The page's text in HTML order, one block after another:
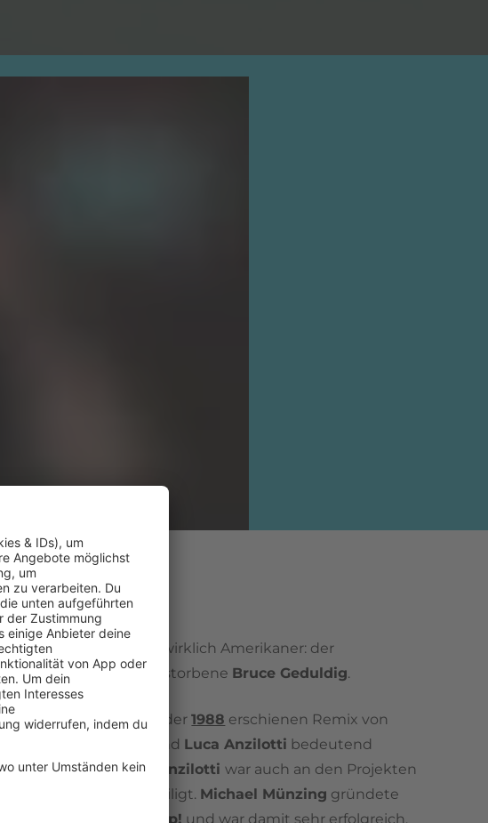
Weathermen
auch wirklich Amerikaner: der
zwischenzeitlich verstorbene Bruce Geduldig.
In Deutschland war der1988 erschienen Remix von
und Luca Anzilotti bedeutend
erfolgreicher. Luca Anzilottiwar auch an den Projekten
beteiligt. Michael Münzing gründete
Snap! und war damit sehr erfolgreich.